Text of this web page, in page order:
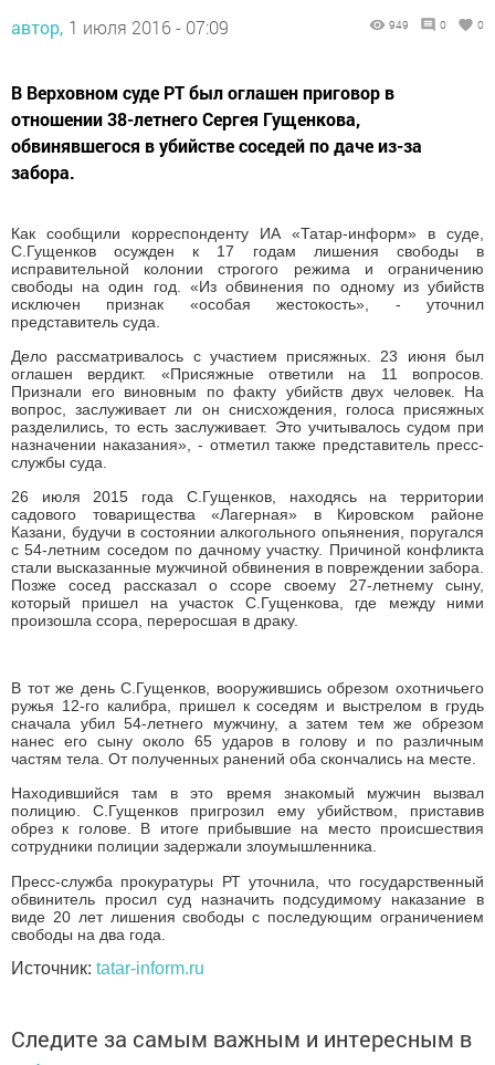
автор, 1 июля 2016 - 07:09 949 0 0
В Верховном суде РТ был оглашен приговор в
отношении 38-летнего Сергея Гущенкова,
обвинявшегося в убийстве соседей по даче из-за
забора.
Как сообщили корреспонденту ИА «Татар-информ» в суде,
С.Гущенков осужден к 17 годам лишения свободы в
исправительной колонии строгого режима и ограничению
свободы на один год. «Из обвинения по одному из убийств
исключен признак «особая жестокость», - уточнил
представитель суда.
Дело рассматривалось с участием присяжных. 23 июня был
оглашен вердикт. «Присяжные ответили на 11 вопросов.
Признали его виновным по факту убийств двух человек. На
вопрос, заслуживает ли он снисхождения, голоса присяжных
разделились, то есть заслуживает. Это учитывалось судом при
назначении наказания», - отметил также представитель пресс-
службы суда.
26 июля 2015 года С.Гущенков, находясь на территории
садового товарищества «Лагерная» в Кировском районе
Казани, будучи в состоянии алкогольного опьянения, поругался
с 54-летним соседом по дачному участку. Причиной конфликта
стали высказанные мужчиной обвинения в повреждении забора.
Позже сосед рассказал о ссоре своему 27-летнему сыну,
который пришел на участок С.Гущенкова, где между ними
произошла ссора, переросшая в драку.
В тот же день С.Гущенков, вооружившись обрезом охотничьего
ружья 12-го калибра, пришел к соседям и выстрелом в грудь
сначала убил 54-летнего мужчину, а затем тем же обрезом
нанес его сыну около 65 ударов в голову и по различным
частям тела. От полученных ранений оба скончались на месте.
Находившийся там в это время знакомый мужчин вызвал
полицию. С.Гущенков пригрозил ему убийством, приставив
обрез к голове. В итоге прибывшие на место происшествия
сотрудники полиции задержали злоумышленника.
Пресс-служба прокуратуры РТ уточнила, что государственный
обвинитель просил суд назначить подсудимому наказание в
виде 20 лет лишения свободы с последующим ограничением
свободы на два года.
Источник: tatar-inform.ru
Следите за самым важным и интересным в